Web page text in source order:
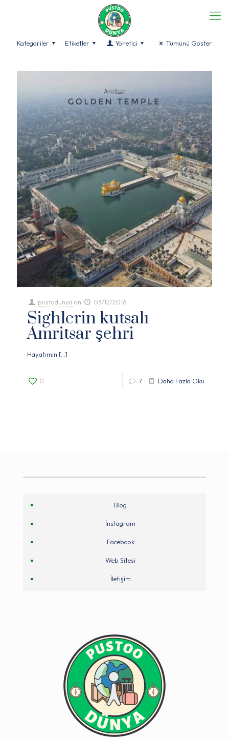
Kategoriler Etiketler Yönetici Tümünü Göster
pustodunya on 03/12/2016
Sighlerin kutsalı
Amritsar şehri
Hayatımın […]
0 7 Daha Fazla Oku
Blog
İnstagram
Facebook
Web Sitesi
İletişim